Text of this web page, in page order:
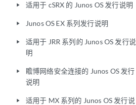
play_arrow 适用于 cSRX 的 Junos OS 发行说明
play_arrow Junos OS EX 系列发行说明
play_arrow
适用于 JRR 系列的 Junos OS 发行说
明
play_arrow
瞻博网络安全连接的 Junos OS 发行
说明
play_arrow
适用于 MX 系列的 Junos OS 发行说